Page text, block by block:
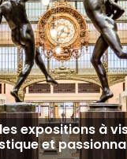
expositions à
et